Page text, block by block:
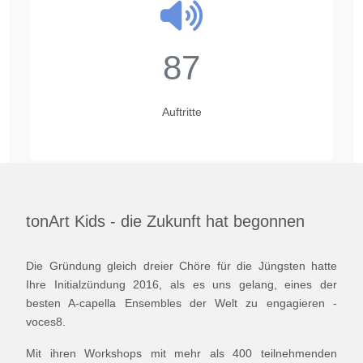
87
Auftritte
tonArt Kids - die Zukunft hat begonnen
Die Gründung gleich dreier Chöre für die Jüngsten hatte
Ihre Initialzündung 2016, als es uns gelang, eines der
besten A-capella Ensembles der Welt zu engagieren -
voces8.
Mit ihren Workshops mit mehr als 400 teilnehmenden